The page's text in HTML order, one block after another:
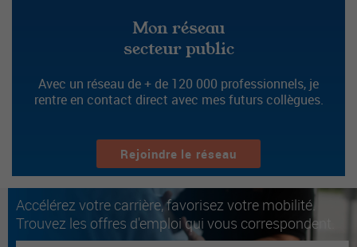
Mon réseau
secteur public
Avec un réseau de + de 120 000 professionnels, je
rentre en contact direct avec mes futurs collègues.
Rejoindre le réseau
Accélérez votre carrière, favorisez votre mobilité.
Trouvez les offres d'emploi qui vous correspondent.